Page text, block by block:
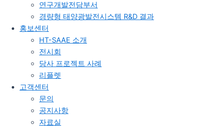
연구개발전담부서
경량형 태양광발전시스템 R&D 결과
홍보센터
HT-SAAE 소개
전시회
당사 프로젝트 사례
리플렛
고객센터
문의
공지사항
자료실